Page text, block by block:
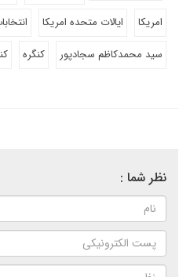
امریکا
ایالات متحده امریکا
سید محمدکاظم سجادپور
کنگره
نظر شما :